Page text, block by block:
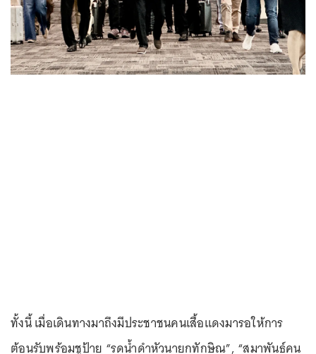
ทั้งนี้ เมื่อเดินทางมาถึงมีประชาชนคนเสื้อแดงมารอให้การ
ต้อนรับพร้อมชูป้าย “รดน้ำดำหัวนายกทักษิณ”, “สมาพันธ์คน